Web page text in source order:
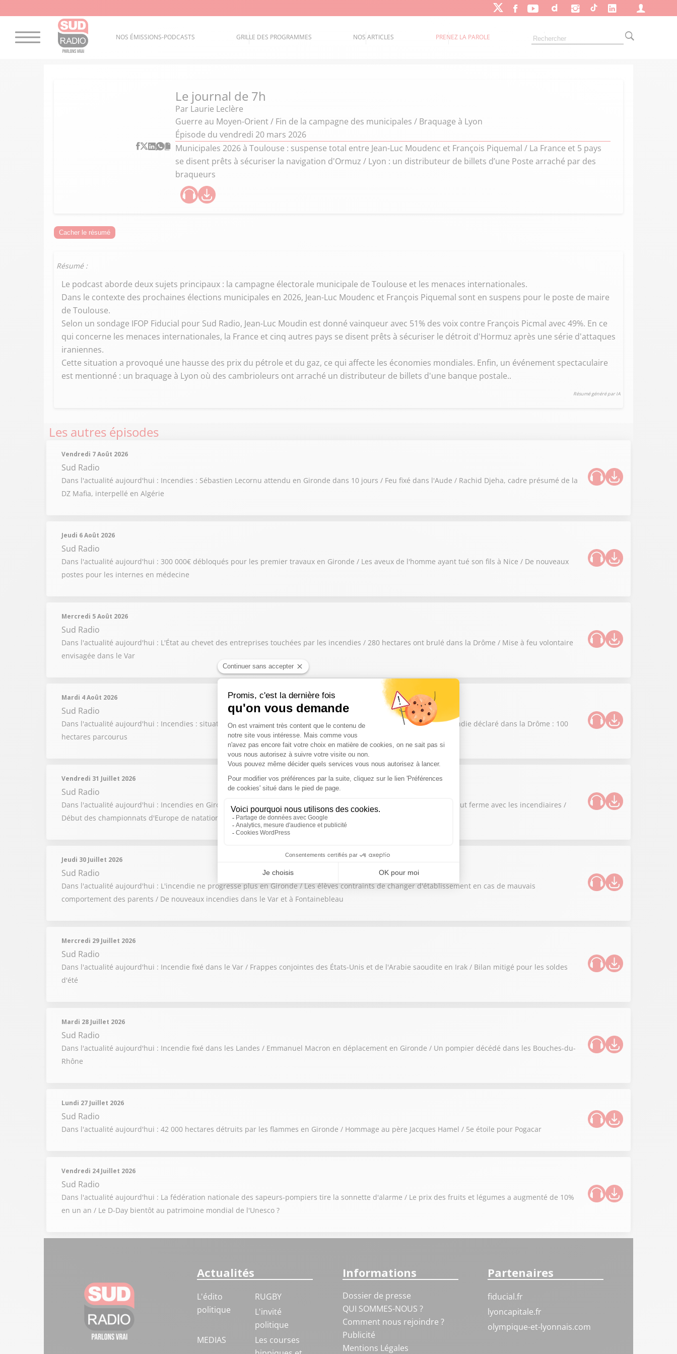
NOS ÉMISSIONS-PODCASTS GRILLE DES PROGRAMMES NOS ARTICLES PRENEZ LA PAROLE
Le journal de 7h
Par Laurie Leclère
Guerre au Moyen-Orient / Fin de la campagne des municipales / Braquage à Lyon
Épisode du vendredi 20 mars 2026
Municipales 2026 à Toulouse : suspense total entre Jean-Luc Moudenc et François Piquemal / La France et 5 pays
se disent prêts à sécuriser la navigation d'Ormuz / Lyon : un distributeur de billets d’une Poste arraché par des
braqueurs
Cacher le résumé
Résumé :
Le podcast aborde deux sujets principaux : la campagne électorale municipale de Toulouse et les menaces internationales.
Dans le contexte des prochaines élections municipales en 2026, Jean-Luc Moudenc et François Piquemal sont en suspens pour le poste de maire
de Toulouse.
Selon un sondage IFOP Fiducial pour Sud Radio, Jean-Luc Moudin est donné vainqueur avec 51% des voix contre François Picmal avec 49%. En ce
qui concerne les menaces internationales, la France et cinq autres pays se disent prêts à sécuriser le détroit d'Hormuz après une série d'attaques
iraniennes.
Cette situation a provoqué une hausse des prix du pétrole et du gaz, ce qui affecte les économies mondiales. Enfin, un événement spectaculaire
est mentionné : un braquage à Lyon où des cambrioleurs ont arraché un distributeur de billets d'une banque postale..
Résumé généré par IA
Les autres épisodes
Vendredi 7 Août 2026
Sud Radio
Dans l'actualité aujourd'hui : Incendies : Sébastien Lecornu attendu en Gironde dans 10 jours / Feu fixé dans l'Aude / Rachid Djeha, cadre présumé de la
DZ Mafia, interpellé en Algérie
Jeudi 6 Août 2026
Sud Radio
Dans l'actualité aujourd'hui : 300 000€ débloqués pour les premier travaux en Gironde / Les aveux de l'homme ayant tué son fils à Nice / De nouveaux
postes pour les internes en médecine
Mercredi 5 Août 2026
Sud Radio
Dans l'actualité aujourd'hui : L'État au chevet des entreprises touchées par les incendies / 280 hectares ont brulé dans la Drôme / Mise à feu volontaire
envisagée dans le Var
Mardi 4 Août 2026
Sud Radio
Dans l'actualité aujourd'hui : Incendies : situation toujours problématique dans le Var / Le RAID déployé à Nice / Incendie déclaré dans la Drôme : 100
hectares parcourus
Vendredi 31 Juillet 2026
Sud Radio
Dans l'actualité aujourd'hui : Incendies en Gironde : "Le pire est derrière nous" selon la préfète / Laurent Nunez se veut ferme avec les incendiaires /
Début des championnats d'Europe de natation
Jeudi 30 Juillet 2026
Sud Radio
Dans l'actualité aujourd'hui : L'incendie ne progresse plus en Gironde / Les élèves contraints de changer d'établissement en cas de mauvais
comportement des parents / De nouveaux incendies dans le Var et à Fontainebleau
Mercredi 29 Juillet 2026
Sud Radio
Dans l'actualité aujourd'hui : Incendie fixé dans le Var / Frappes conjointes des États-Unis et de l'Arabie saoudite en Irak / Bilan mitigé pour les soldes
d'été
Mardi 28 Juillet 2026
Sud Radio
Dans l'actualité aujourd'hui : Incendie fixé dans les Landes / Emmanuel Macron en déplacement en Gironde / Un pompier décédé dans les Bouches-du-
Rhône
Lundi 27 Juillet 2026
Sud Radio
Dans l'actualité aujourd'hui : 42 000 hectares détruits par les flammes en Gironde / Hommage au père Jacques Hamel / 5e étoile pour Pogacar
Vendredi 24 Juillet 2026
Sud Radio
Dans l'actualité aujourd'hui : La fédération nationale des sapeurs-pompiers tire la sonnette d'alarme / Le prix des fruits et légumes a augmenté de 10%
en un an / Le D-Day bientôt au patrimoine mondial de l'Unesco ?
Actualités
L'édito
politique
RUGBY
L'invité
politique
MEDIAS
Les courses
Informations
Dossier de presse
QUI SOMMES-NOUS ?
Comment nous rejoindre ?
Publicité
Mentions Légales
Partenaires
fiducial.fr
lyoncapitale.fr
olympique-et-lyonnais.com